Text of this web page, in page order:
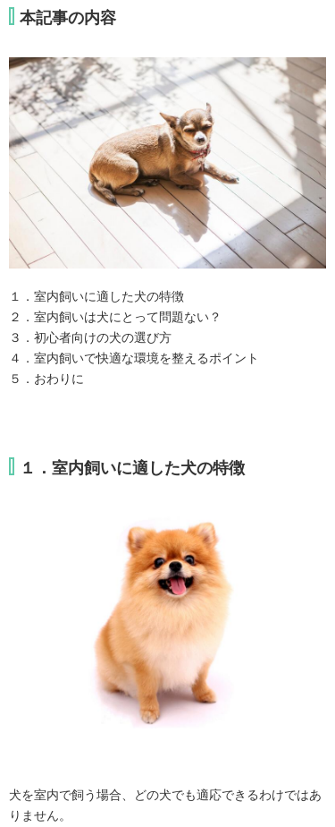
本記事の内容
１．室内飼いに適した犬の特徴
２．室内飼いは犬にとって問題ない？
３．初心者向けの犬の選び方
４．室内飼いで快適な環境を整えるポイント
５．おわりに
１．室内飼いに適した犬の特徴
犬を室内で飼う場合、どの犬でも適応できるわけではあ
りません。